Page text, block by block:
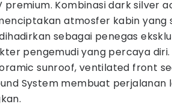
premium. Kombinasi dark silver
atmosfer kabin yang
sebagai penegas
pengemudi yang percaya
sunroof, ventilated front
System membuat perjalanan